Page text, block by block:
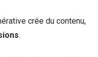
crée du contenu,
.